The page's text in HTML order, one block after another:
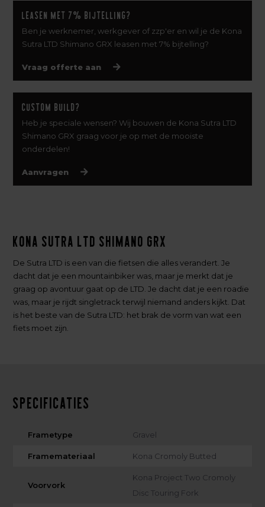
Leasen met 7% bijtelling?
Ben je werknemer, werkgever of zzp'er en wil je de Kona
Sutra LTD Shimano GRX leasen met 7% bijtelling?
Vraag offerte aan
Custom build?
Heb je speciale wensen? Wij bouwen de Kona Sutra LTD
Shimano GRX graag voor je op met de mooiste
onderdelen!
Aanvragen
Kona Sutra LTD Shimano GRX
De Sutra LTD is een van die fietsen die alles verandert. Je
dacht dat je een mountainbiker was, maar je merkt dat je
graag op avontuur gaat op de LTD. Je dacht dat je een roadie
was, maar je rijdt singletrack terwijl niemand anders kijkt. Dat
is het beste van de Sutra LTD: het brak de vorm van wat een
fiets moet zijn.
Specificaties
Frametype Gravel
Framemateriaal Kona Cromoly Butted
Voorvork
Kona Project Two Cromoly
Disc Touring Fork